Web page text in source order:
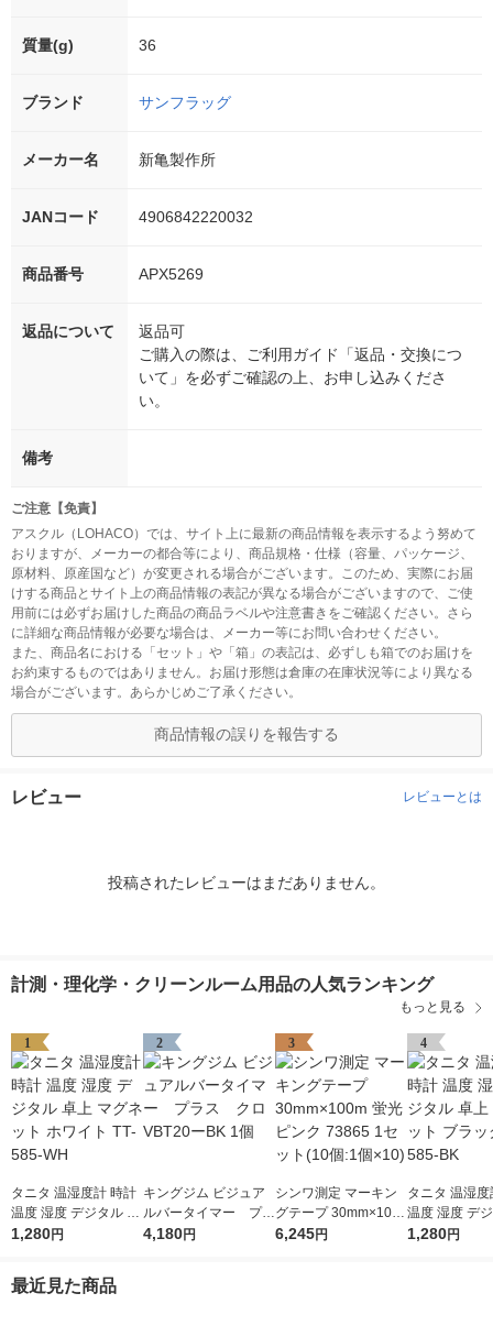
質量(g) 36
ブランド サンフラッグ
メーカー名 新亀製作所
JANコード 4906842220032
商品番号 APX5269
返品について
返品可
ご購入の際は、ご利用ガイド「返品・交換につ
いて」を必ずご確認の上、お申し込みくださ
い。
備考
ご注意【免責】
アスクル（LOHACO）では、サイト上に最新の商品情報を表示するよう努めて
おりますが、メーカーの都合等により、商品規格・仕様（容量、パッケージ、
原材料、原産国など）が変更される場合がございます。このため、実際にお届
けする商品とサイト上の商品情報の表記が異なる場合がございますので、ご使
用前には必ずお届けした商品の商品ラベルや注意書きをご確認ください。さら
に詳細な商品情報が必要な場合は、メーカー等にお問い合わせください。
また、商品名における「セット」や「箱」の表記は、必ずしも箱でのお届けを
お約束するものではありません。お届け形態は倉庫の在庫状況等により異なる
場合がございます。あらかじめご了承ください。
商品情報の誤りを報告する
レビュー レビューとは
投稿されたレビューはまだありません。
計測・理化学・クリーンルーム用品の人気ランキング
もっと見る
1
タニタ 温湿度計 時計
温度 湿度 デジタル 卓
上 マグネット ホワイ
1,280円
2
キングジム ビジュア
ルバータイマー プラ
ス クロ VBT20ーBK
4,180円
3
シンワ測定 マーキン
グテープ 30mm×100
m 蛍光ピンク 73865
6,245円
4
タニタ 温湿
温度 湿度 デ
上 マグネッ
1,280円
最近見た商品